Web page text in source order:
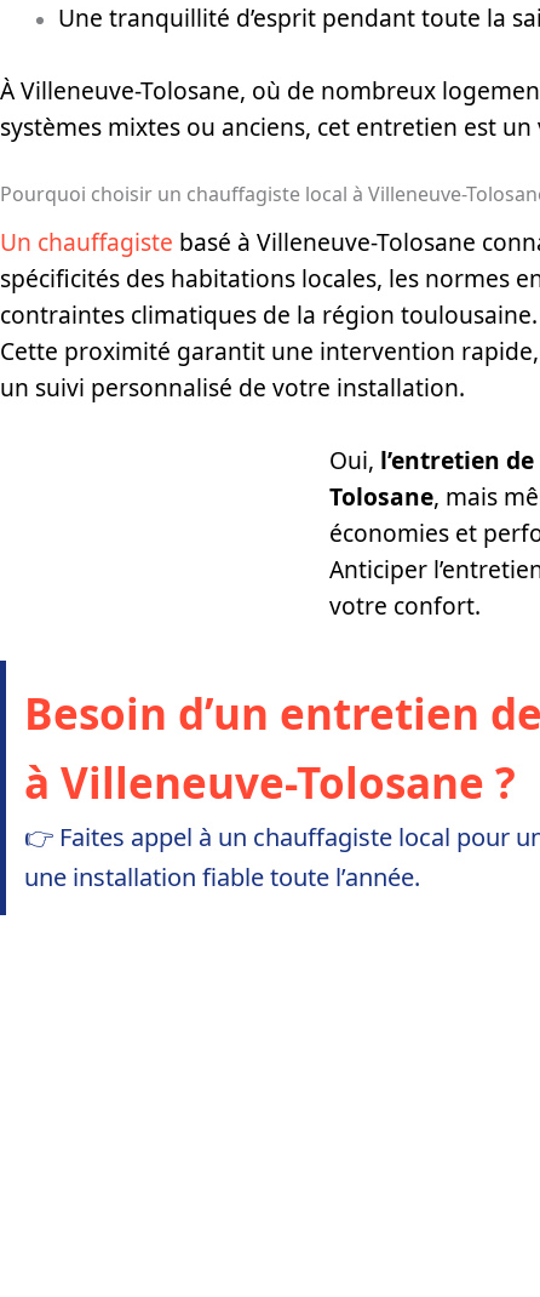
Une tranquillité d’esprit pendant toute la
À Villeneuve-Tolosane, où de nombreux
systèmes mixtes ou anciens, cet entretien est
Pourquoi choisir un chauffagiste local à Villeneuve-
Un chauffagiste basé à Villeneuve-Tolosane
spécificités des habitations locales, les normes
contraintes climatiques de la région toulousaine.
Cette proximité garantit une intervention
un suivi personnalisé de votre installation.
Oui, l’entretien
Tolosane, mais
économies et
Anticiper
votre confort.
Besoin d’un entretien
à Villeneuve-Tolosane ?
👉 Faites appel à un chauffagiste local pour
une installation fiable toute l’année.